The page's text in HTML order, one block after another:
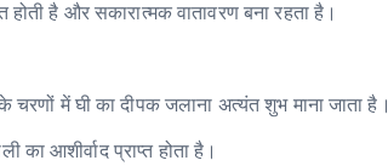
है और सकारात्मक वातावरण बना रहता है।
चरणों में घी का दीपक जलाना अत्यंत शुभ माना जाता है।
का आशीर्वाद प्राप्त होता है।